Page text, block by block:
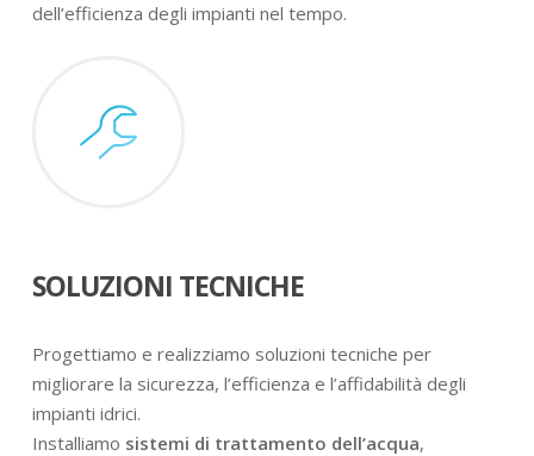
dell’efficienza degli impianti nel tempo.
SOLUZIONI TECNICHE
Progettiamo e realizziamo soluzioni tecniche per
migliorare la sicurezza, l’efficienza e l’affidabilità degli
impianti idrici.
Installiamo sistemi di trattamento dell’acqua,